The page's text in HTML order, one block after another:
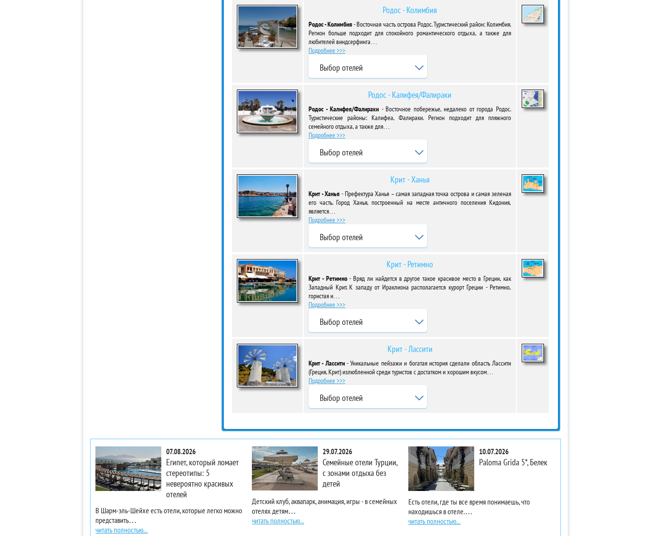
Родос - Колимбия
Родос - Колимбия- Восточная часть острова Родос. Туристический район: Колимбия.
Регион больше подходит для спокойного романтического отдыха, а также для
любителей виндсерфинга…
Подробнее >>>
Выбор отелей
Родос - Калифея/Фалираки
Родос - Калифея/Фалираки - Восточное побережье, недалеко от города Родос.
Туристические районы: Калифеа, Фалираки. Регион подходит для пляжного
семейного отдыха, а также для…
Подробнее >>>
Выбор отелей
Крит - Ханья
Крит - Ханья - Префектура Ханья – самая западная точка острова и самая зеленая
его часть. Город Ханья, построенный на месте античного поселения Кидония,
является…
Подробнее >>>
Выбор отелей
Крит - Ретимно
Крит - Ретимно- Вряд ли найдется в другое такое красивое место в Греции, как
Западный Крит. К западу от Ираклиона располагается курорт Греции - Ретимно,
гористая и…
Подробнее >>>
Выбор отелей
Крит - Лассити
Крит - Лассити- Уникальные пейзажи и богатая история сделали область Лассити
(Греция, Крит) излюбленной среди туристов с достатком и хорошим вкусом…
Подробнее >>>
Выбор отелей
07.08.2026
Египет, который ломает
стереотипы: 5
невероятно красивых
отелей
В Шарм-эль-Шейхе есть отели, которые легко можно
представить…
читать полностью...
29.07.2026
Семейные отели Турции,
с зонами отдыха без
детей
Детский клуб, аквапарк, анимация, игры - в семейных
отелях детям…
читать полностью...
10.07.2026
Paloma Grida 5*, Белек
Есть отели, где ты все время понимаешь, что
находишься в отеле.…
читать полностью...